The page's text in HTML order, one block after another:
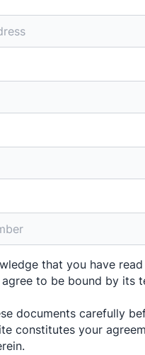
that you have
to be bound by its
documents carefully
constitutes your